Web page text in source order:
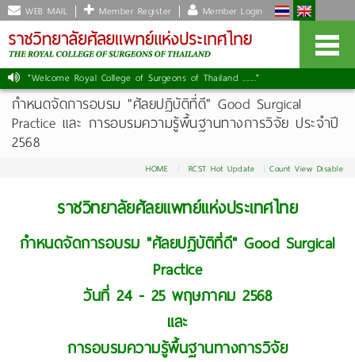
WEB MAIL Member Register Member Login
"Welcome Royal College of Surgeons of Thailand ......."
กำหนดจัดการอบรม "ศัลยปฎิบัติที่ดี" Good Surgical
Practice และ การอบรมความรู้พื้นฐานทางการวิจัย ประจำปี
2568
HOME RCST Hot Update Count View Disable
ราชวิทยาลัยศัลยแพทย์แห่งประเทศไทย
กำหนดจัดการอบรม "ศัลยปฎิบัติที่ดี" Good Surgical
Practice
วันที่ 24 - 25 พฤษภาคม 2568
และ
การอบรมความรู้พื้นฐานทางการวิจัย